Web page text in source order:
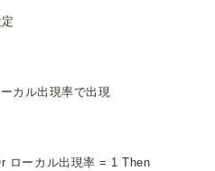
カル出現率で出現
ローカル出現率 = 1 Then